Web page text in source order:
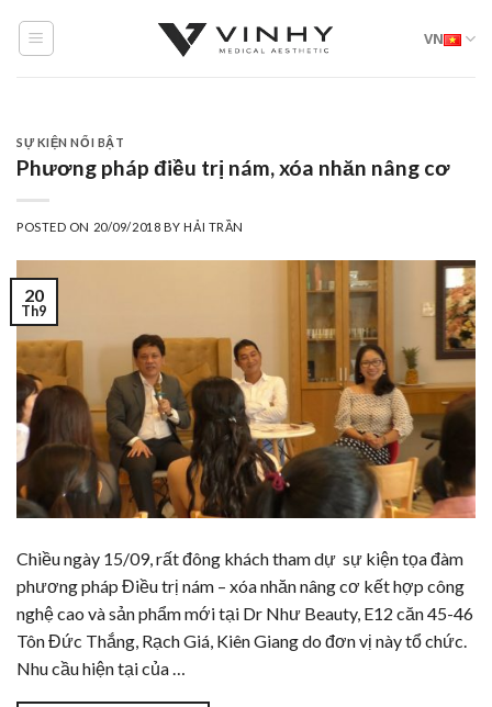
VN
SỰ KIỆN NỔI BẬT
Phương pháp điều trị nám, xóa nhăn nâng cơ
POSTED ON 20/09/2018 BYHẢI TRẦN
20
Th9
Chiều ngày 15/09, rất đông khách tham dự sự kiện tọa đàm
phương pháp Điều trị nám – xóa nhăn nâng cơ kết hợp công
nghệ cao và sản phẩm mới tại Dr Như Beauty, E12 căn 45-46
Tôn Đức Thắng, Rạch Giá, Kiên Giang do đơn vị này tổ chức.
Nhu cầu hiện tại của …